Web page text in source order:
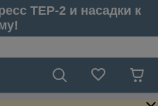
ТЕР-2 и насадки к